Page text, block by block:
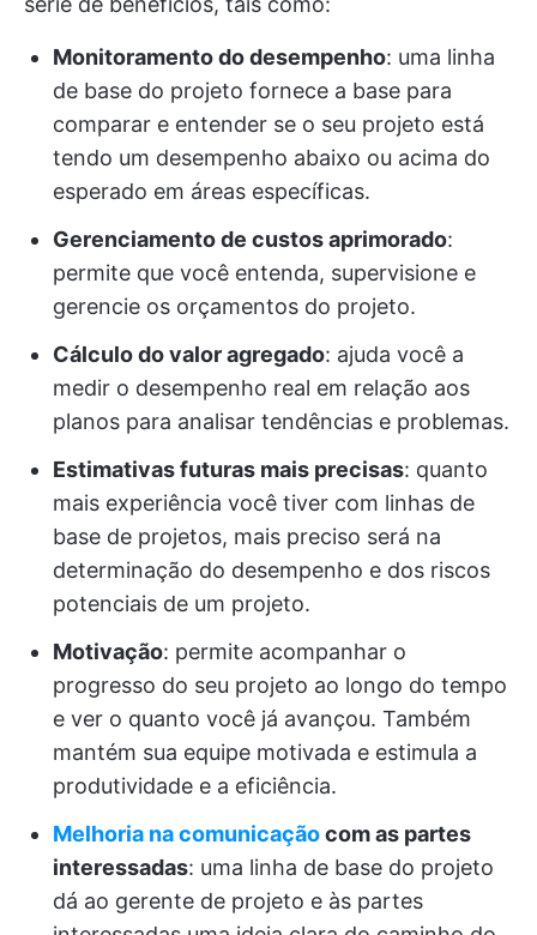
Monitoramento do desempenho: uma linha
de base do projeto fornece a base para
comparar e entender se o seu projeto está
tendo um desempenho abaixo ou acima do
esperado em áreas específicas.
Gerenciamento de custos aprimorado:
permite que você entenda, supervisione e
gerencie os orçamentos do projeto.
Cálculo do valor agregado: ajuda você a
medir o desempenho real em relação aos
planos para analisar tendências e problemas.
Estimativas futuras mais precisas: quanto
mais experiência você tiver com linhas de
base de projetos, mais preciso será na
determinação do desempenho e dos riscos
potenciais de um projeto.
Motivação: permite acompanhar o
progresso do seu projeto ao longo do tempo
e ver o quanto você já avançou. Também
mantém sua equipe motivada e estimula a
produtividade e a eficiência.
Melhoria na comunicaçãocom as partes
interessadas: uma linha de base do projeto
dá ao gerente de projeto e às partes